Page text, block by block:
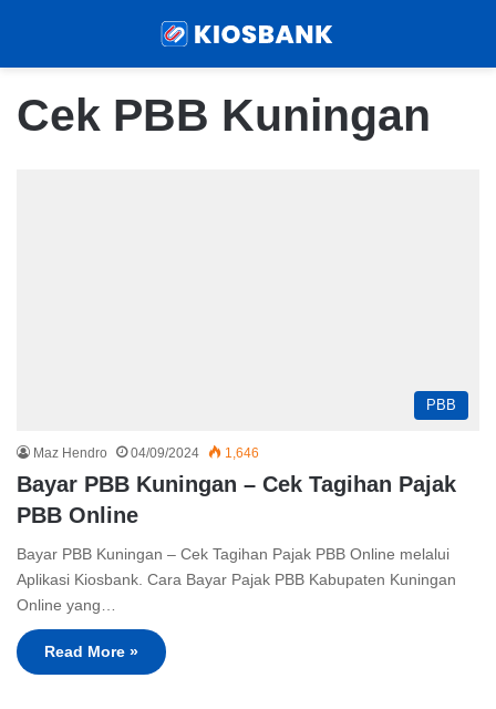
Cek PBB Kuningan
PBB
Maz Hendro 04/09/2024 1,646
Bayar PBB Kuningan – Cek Tagihan Pajak
PBB Online
Bayar PBB Kuningan – Cek Tagihan Pajak PBB Online melalui
Aplikasi Kiosbank. Cara Bayar Pajak PBB Kabupaten Kuningan
Online yang…
Read More »